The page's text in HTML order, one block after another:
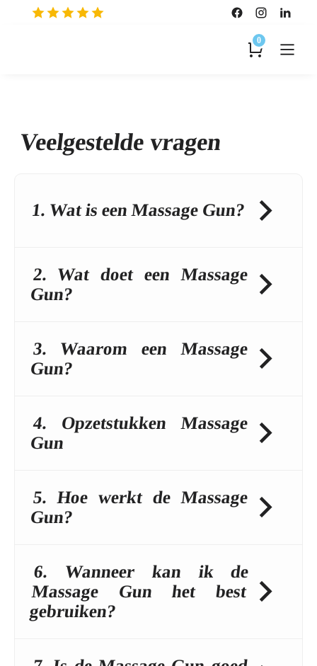
0
Veelgestelde vragen
1. Wat is een Massage Gun?
2. Wat doet een Massage
Gun?
3. Waarom een Massage
Gun?
4. Opzetstukken Massage
Gun
5. Hoe werkt de Massage
Gun?
6. Wanneer kan ik de
Massage Gun het best
gebruiken?